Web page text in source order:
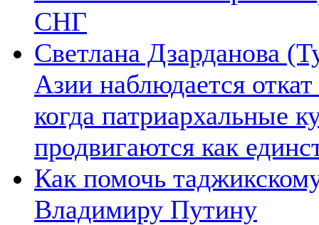
СНГ
Светлана Дзарданова
Азии наблюдается
когда патриархальные
продвигаются как
Как помочь
Владимиру Путину